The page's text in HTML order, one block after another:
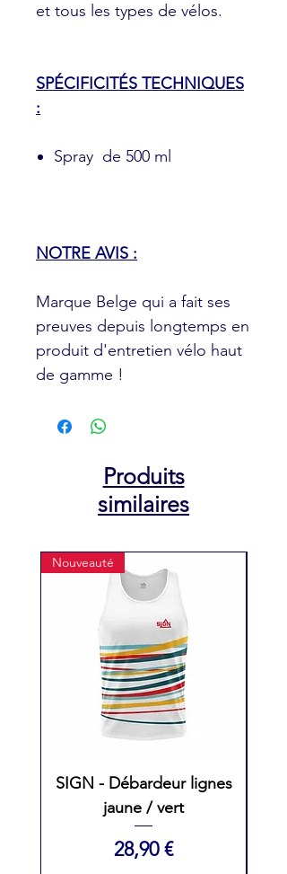
et tous les types de vélos.
SPÉCIFICITÉS TECHNIQUES
:
Spray de 500 ml
NOTRE AVIS :
Marque Belge qui a fait ses
preuves depuis longtemps en
produit d'entretien vélo haut
de gamme !
Produits
similaires
Nouveauté
SIGN - Débardeur lignes
jaune / vert
Prix
28,90 €